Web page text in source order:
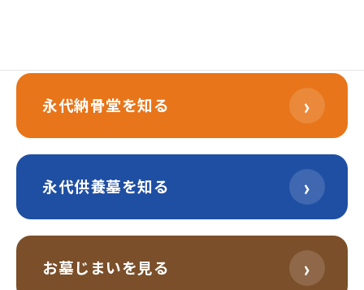
永代納骨堂を知る ›
永代供養墓を知る ›
お墓じまいを見る ›